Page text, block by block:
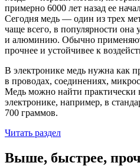
примерно 6000 лет назад ее
Сегодня медь — один из трех
чаще всего, в популярности она
и алюминию. Обычно
прочнее и устойчивее к
В электронике медь нужна как
в проводах, соединениях,
Медь можно найти практически
электронике, например, в
700 граммов.
Читать раздел
Выше, быстрее,